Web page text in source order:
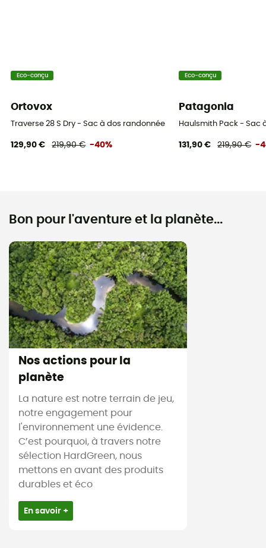
Eco-conçu
Ortovox
Traverse 28 S Dry - Sac à dos randonnée
129,90 € 219,90 € -40%
Eco-conçu
Patagonia
Haulsmith Pack - Sac
131,90 € 219,90 € -
Bon pour l'aventure et la planète...
Nos actions pour la
planète
La nature est notre terrain de jeu,
notre engagement pour
l'environnement une évidence.
C’est pourquoi, à travers notre
sélection HardGreen, nous
mettons en avant des produits
durables et éco
En savoir +